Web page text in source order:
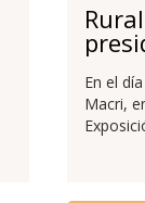
En el
Macri,